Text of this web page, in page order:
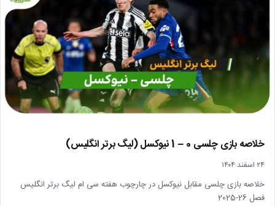
خلاصه بازی چلسی 0 – 1 نیوکسل (لیگ برتر انگلیس)
۲۴ اسفند ۱۴۰۴
خلاصه بازی چلسی مقابل نیوکسل در چارچوب هفته سی ام لیگ برتر انگلیس
فصل 26-2025